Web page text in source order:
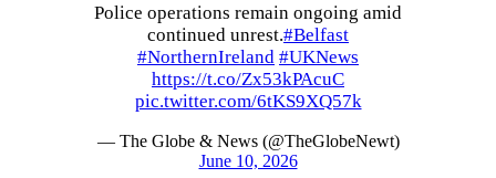
Police operations remain ongoing amid
continued unrest.#Belfast
#NorthernIreland #UKNews
https://t.co/Zx53kPAcuC
pic.twitter.com/6tKS9XQ57k
— The Globe & News (@TheGlobeNewt)
June 10, 2026